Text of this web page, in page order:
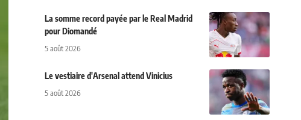
La somme record payée par le Real Madrid
pour Diomandé
5 août 2026
Le vestiaire d'Arsenal attend Vinicius
5 août 2026